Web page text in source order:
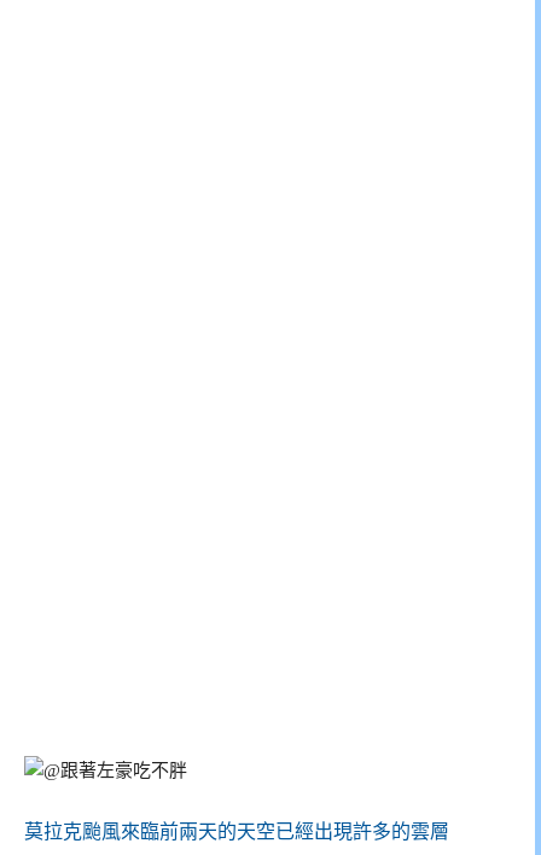
莫拉克颱風來臨前兩天的天空已經出現許多的雲層